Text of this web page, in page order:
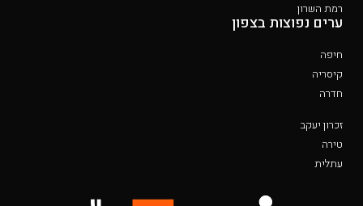
רמת השרון
ערים נפוצות בצפון
חיפה
קיסריה
חדרה
זכרון יעקב
טירה
עתלית